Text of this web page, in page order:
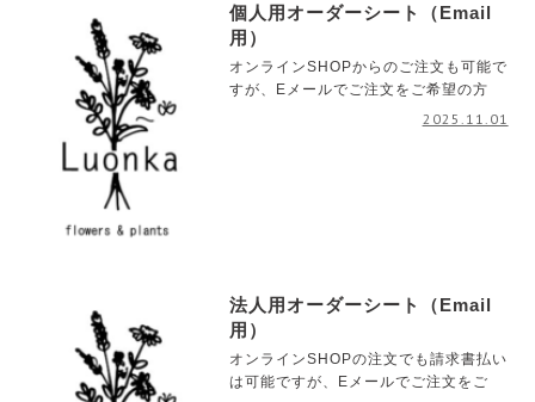
個人用オーダーシート（Email
用）
オンラインSHOPからのご注文も可能で
すが、Eメールでご注文をご希望の方
2025.11.01
法人用オーダーシート（Email
用）
オンラインSHOPの注文でも請求書払い
は可能ですが、Eメールでご注文をご